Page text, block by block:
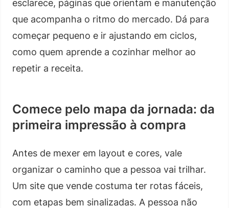
esclarece, páginas que orientam e manutenção
que acompanha o ritmo do mercado. Dá para
começar pequeno e ir ajustando em ciclos,
como quem aprende a cozinhar melhor ao
repetir a receita.
Comece pelo mapa da jornada: da
primeira impressão à compra
Antes de mexer em layout e cores, vale
organizar o caminho que a pessoa vai trilhar.
Um site que vende costuma ter rotas fáceis,
com etapas bem sinalizadas. A pessoa não